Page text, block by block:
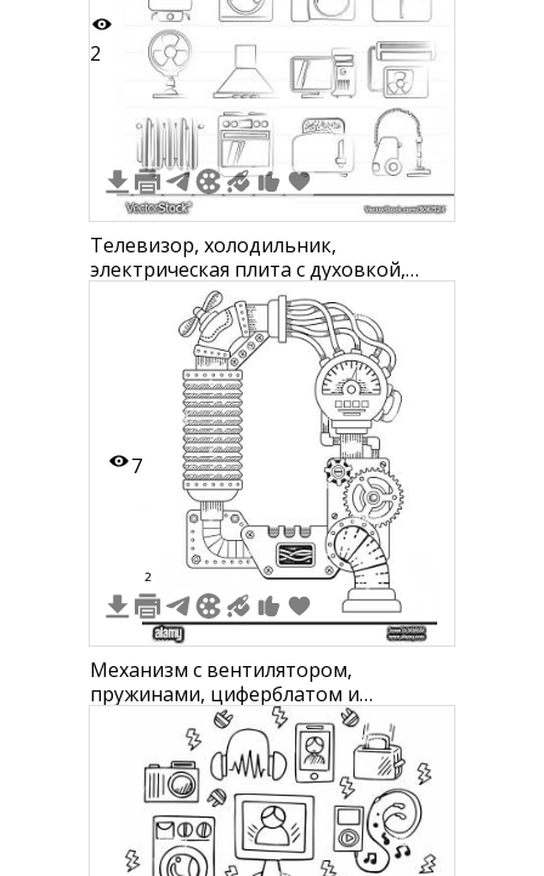
2
Телевизор, холодильник,
электрическая плита с духовкой,
стиральная машина, фритюрница,
кухонные весы, вентилятор,
вытяжка, микроволновая печь,
тостер, утюг, электрический
радиатор, духовой шкаф, тостер,
7
2
Механизм с вентилятором,
пружинами, циферблатом и